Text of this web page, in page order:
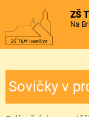
ZŠ
Na
Sovičky v